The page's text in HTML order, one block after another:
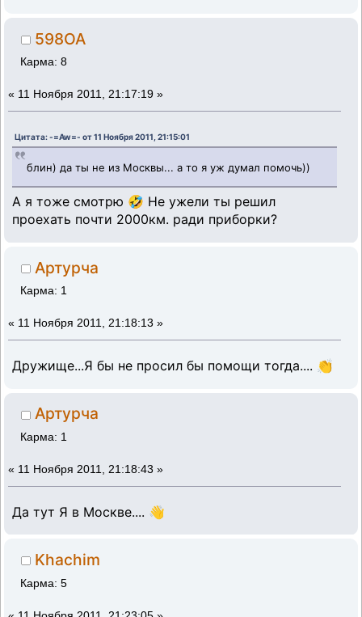
598OA
Карма: 8
« 11 Ноября 2011, 21:17:19 »
Цитата: -=Aw=- от 11 Ноября 2011, 21:15:01
блин) да ты не из Москвы... а то я уж думал помочь))
А я тоже смотрю 🤣 Не ужели ты решил
проехать почти 2000км. ради приборки?
Артурча
Карма: 1
« 11 Ноября 2011, 21:18:13 »
Дружище...Я бы не просил бы помощи тогда.... 👏
Артурча
Карма: 1
« 11 Ноября 2011, 21:18:43 »
Да тут Я в Москве.... 👋
Khachim
Карма: 5